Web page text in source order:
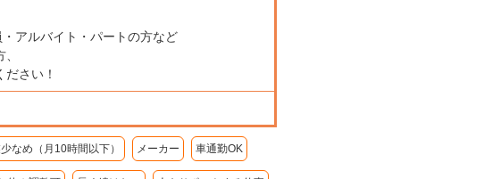
アルバイト・パートの方など
さい！
なめ（月10時間以下） メーカー 車通勤OK